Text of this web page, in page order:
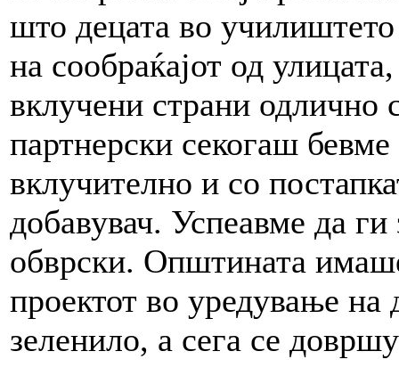
што децата во
на сообраќајот од
вклучени страни одлично
партнерски секогаш
вклучително и со
добавувач. Успеавме да
обврски. Општината
проектот во уредување на
зеленило, а сега се